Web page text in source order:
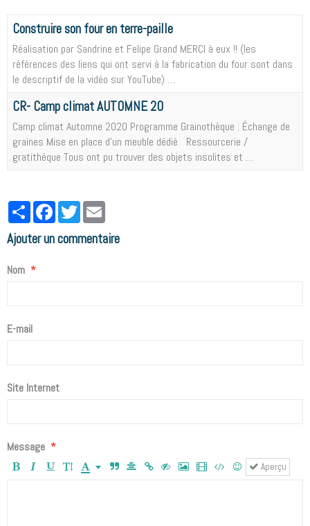
Construire son four en terre-paille
Réalisation par Sandrine et Felipe Grand MERCI à eux !! (les
références des liens qui ont servi à la fabrication du four sont dans
le descriptif de la vidéo sur YouTube) …
CR- Camp climat AUTOMNE 20
Camp climat Automne 2020 Programme Grainothèque : Échange de
graines Mise en place d’un meuble dédié Ressourcerie /
gratithéque Tous ont pu trouver des objets insolites et …
PartagerFacebookTwitter
Ajouter un commentaire
Nom
E-mail
Site Internet
Message
Aperçu